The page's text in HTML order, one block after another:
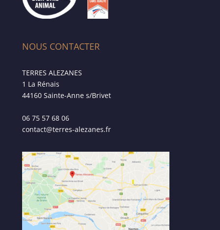
NOUS CONTACTER
TERRES ALEZANES
1 La Rénais
44160 Sainte-Anne s/Brivet
06 75 57 68 06
contact@terres-alezanes.fr